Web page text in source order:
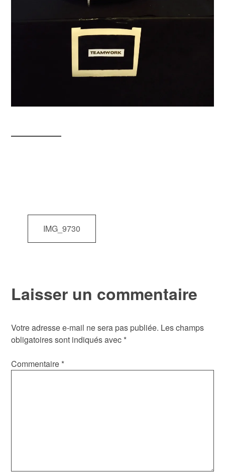
Navigation
l’article
IMG_9730
Laisser un commentaire
Votre adresse e-mail ne sera pas publiée. Les champs
obligatoires sont indiqués avec *
Commentaire *